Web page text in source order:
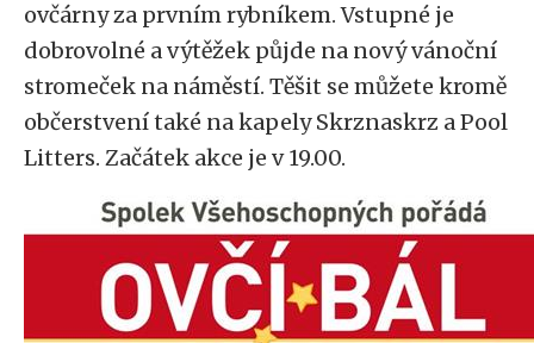
ovčárny za prvním rybníkem. Vstupné je
dobrovolné a výtěžek půjde na nový vánoční
stromeček na náměstí. Těšit se můžete kromě
občerstvení také na kapely Skrznaskrz a Pool
Litters. Začátek akce je v 19.00.